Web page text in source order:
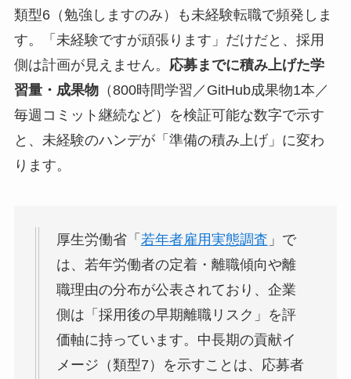
類型6（勉強しますのみ）も未経験転職で頻発しま
す。「未経験ですが頑張ります」だけだと、採用
側は計画が見えません。 応募までに積み上げた学
習量・成果物（800時間学習／GitHub成果物1本／
毎週コミット継続など）を検証可能な数字で示す
と、未経験のハンデが「準備の積み上げ」に変わ
ります。
厚生労働省「 若年者雇用実態調査 」で
は、若年労働者の定着・離職傾向や離
職理由の分布が公表されており、企業
側は「採用後の早期離職リスク」を評
価軸に持っています。中長期の貢献イ
メージ（類型7）を示すことは、応募者